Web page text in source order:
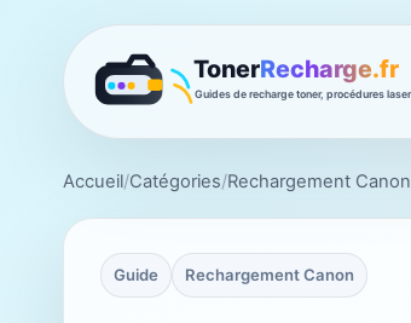
Accueil/Catégories/Rechargement Canon
Guide Rechargement Canon